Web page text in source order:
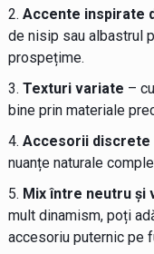
Accente inspirate
de nisip sau albastrul
prospețime.
Texturi variate –
bine prin materiale
Accesorii discrete
nuanțe naturale
Mix între neutru și
mult dinamism, poți
accesoriu puternic pe